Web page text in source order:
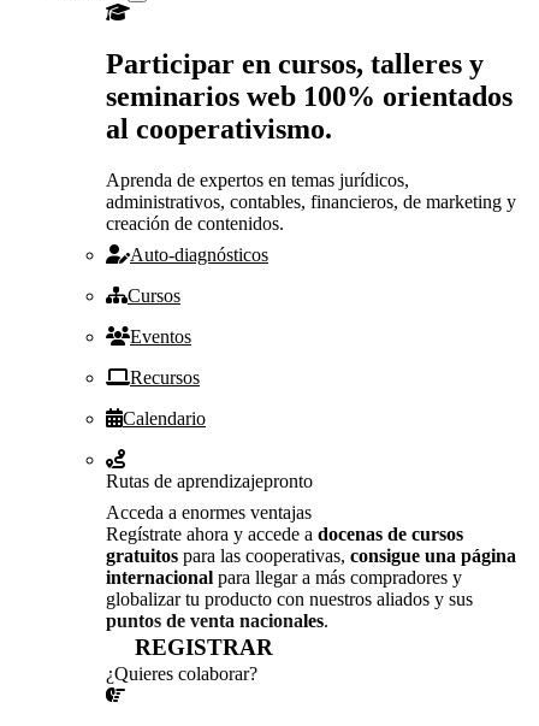
Participar en cursos, talleres y
seminarios web 100% orientados
al cooperativismo.
Aprenda de expertos en temas jurídicos,
administrativos, contables, financieros, de marketing y
creación de contenidos.
Auto-diagnósticos
Cursos
Eventos
Recursos
Calendario
Rutas de aprendizajepronto
Acceda a enormes ventajas
Regístrate ahora y accede a docenas de cursos
gratuitos para las cooperativas, consigue una página
internacional para llegar a más compradores y
globalizar tu producto con nuestros aliados y sus
puntos de venta nacionales.
REGISTRAR
¿Quieres colaborar?